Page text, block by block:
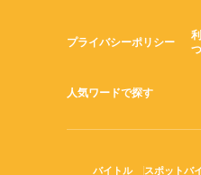
プライバシーポリシー
人気ワードで探す
バイトル スポットバ